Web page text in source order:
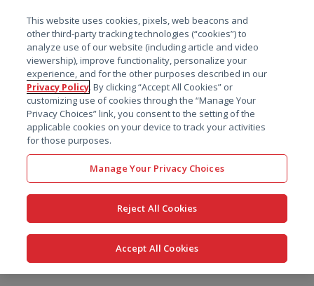
搜索
This website uses cookies, pixels, web beacons and
other third-party tracking technologies (“cookies”) to
analyze use of our website (including article and video
viewership), improve functionality, personalize your
experience, and for the other purposes described in our
Privacy Policy. By clicking “Accept All Cookies” or
customizing use of cookies through the “Manage Your
Privacy Choices” link, you consent to the setting of the
applicable cookies on your device to track your activities
for those purposes.
Manage Your Privacy Choices
Reject All Cookies
Accept All Cookies